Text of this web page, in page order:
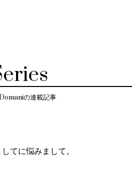
の連載記事
てに悩みまして。